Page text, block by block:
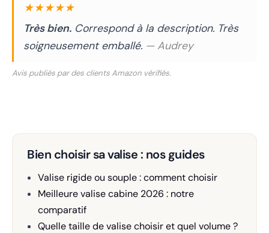
★★★★★
Très bien. Correspond à la description. Très
soigneusement emballé. — Audrey
Avis publiés par des clients Amazon vérifiés.
Bien choisir sa valise : nos guides
Valise rigide ou souple : comment choisir
Meilleure valise cabine 2026 : notre
comparatif
Quelle taille de valise choisir et quel volume ?